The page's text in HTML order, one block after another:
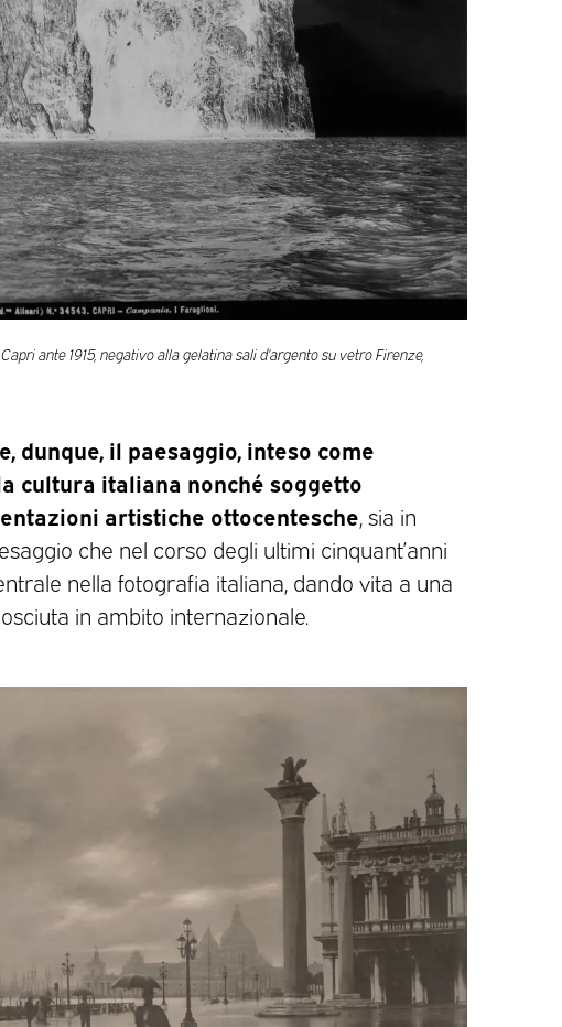
ante 1915, negativo alla gelatina sali d’argento su vetro Firenze,
dunque, il paesaggio, inteso come
cultura italiana nonché soggetto
artistiche ottocentesche , sia in
che nel corso degli ultimi cinquant’anni
nella fotografia italiana, dando vita a una
in ambito internazionale.